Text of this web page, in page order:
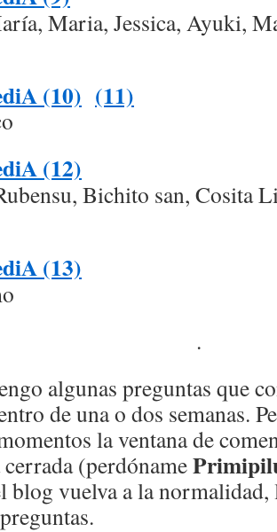
Maria, Jessica, Ayuki,
(10) (11)
(12)
Bichito san, Cosita
(13)
.
algunas preguntas que
de una o dos semanas.
la ventana de
cerrada (perdóname
blog vuelva a la normalidad,